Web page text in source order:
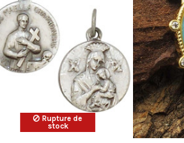
Rupture de
stock